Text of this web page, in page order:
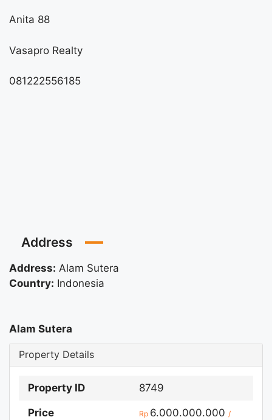
Anita 88
Vasapro Realty
081222556185
Address
Address: Alam Sutera
Country: Indonesia
Alam Sutera
Property Details
Property ID 8749
Price Rp 6.000.000.000 /